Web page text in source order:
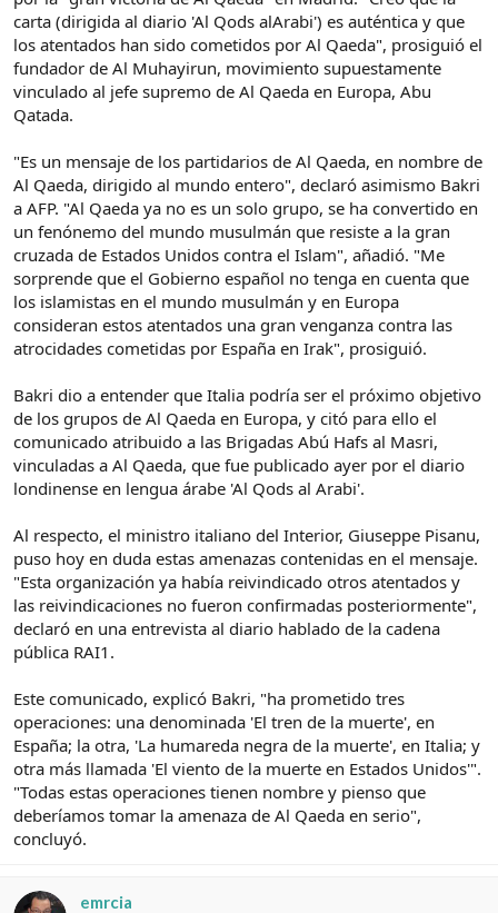
carta (dirigida al diario 'Al Qods alArabi') es auténtica y que
los atentados han sido cometidos por Al Qaeda", prosiguió el
fundador de Al Muhayirun, movimiento supuestamente
vinculado al jefe supremo de Al Qaeda en Europa, Abu
Qatada.
"Es un mensaje de los partidarios de Al Qaeda, en nombre de
Al Qaeda, dirigido al mundo entero", declaró asimismo Bakri
a AFP. "Al Qaeda ya no es un solo grupo, se ha convertido en
un fenónemo del mundo musulmán que resiste a la gran
cruzada de Estados Unidos contra el Islam", añadió. "Me
sorprende que el Gobierno español no tenga en cuenta que
los islamistas en el mundo musulmán y en Europa
consideran estos atentados una gran venganza contra las
atrocidades cometidas por España en Irak", prosiguió.
Bakri dio a entender que Italia podría ser el próximo objetivo
de los grupos de Al Qaeda en Europa, y citó para ello el
comunicado atribuido a las Brigadas Abú Hafs al Masri,
vinculadas a Al Qaeda, que fue publicado ayer por el diario
londinense en lengua árabe 'Al Qods al Arabi'.
Al respecto, el ministro italiano del Interior, Giuseppe Pisanu,
puso hoy en duda estas amenazas contenidas en el mensaje.
"Esta organización ya había reivindicado otros atentados y
las reivindicaciones no fueron confirmadas posteriormente",
declaró en una entrevista al diario hablado de la cadena
pública RAI1.
Este comunicado, explicó Bakri, "ha prometido tres
operaciones: una denominada 'El tren de la muerte', en
España; la otra, 'La humareda negra de la muerte', en Italia; y
otra más llamada 'El viento de la muerte en Estados Unidos'".
"Todas estas operaciones tienen nombre y pienso que
deberíamos tomar la amenaza de Al Qaeda en serio",
concluyó.
emrcia